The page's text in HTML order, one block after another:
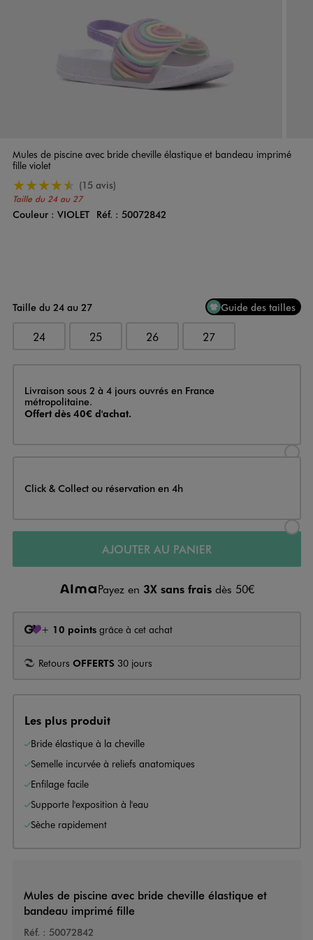
Mules de piscine avec bride cheville élastique et bandeau imprimé
fille violet
Taille du 24 au 27
4.5/5 de moyenne
(15 avis)
Couleur
Couleur : VIOLET Réf. : 50072842
Taille du 24 au 27 Guide des tailles
24 25 26 27
Livraison
Livraison sous 2 à 4 jours ouvrés en France
métropolitaine.
Offert dès 40€ d'achat.
Click & Collect ou réservation en 4h
AJOUTER AU PANIER
Payez en 3X sans frais dès 50€
+ 10 points grâce à cet achat
Retours OFFERTS 30 jours
Les plus produit
Bride élastique à la cheville
Semelle incurvée à reliefs anatomiques
Enfilage facile
Supporte l'exposition à l'eau
Sèche rapidement
Mules de piscine avec bride cheville élastique et
bandeau imprimé fille
Réf. : 50072842